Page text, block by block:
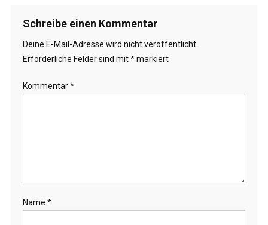
Schreibe einen Kommentar
Deine E-Mail-Adresse wird nicht veröffentlicht.
Erforderliche Felder sind mit*markiert
Kommentar*
Name *